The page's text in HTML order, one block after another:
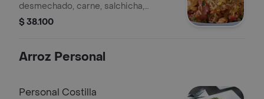
desmechado, carne, salchicha,
plátano, chicharrón y maíz.
$ 38.100
Arroz Personal
Personal Costilla